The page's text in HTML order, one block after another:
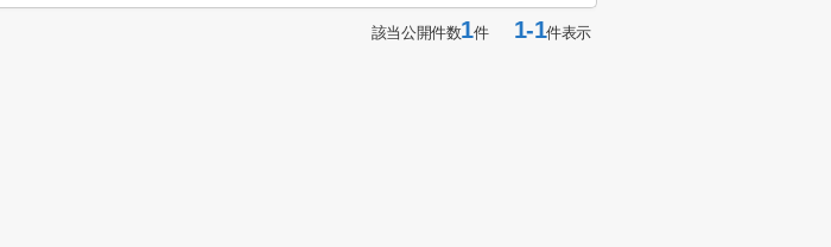
該当公開件数1件1-1件表示